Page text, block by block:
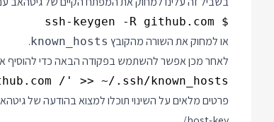
$ ssh-keygen -R github.com
או למחוק את השורה מהקובץ known_hosts
.
לאחר מכן אפשר להשתמש בפקודה הבאה כדי להוסיף
/' >> ~/.ssh/known_hosts
פרטים מלאים על השינוי תוכלו למצוא בהודעה של